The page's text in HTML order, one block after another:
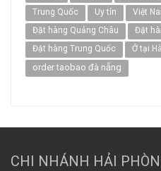
Trung Quốc
Uy tín Việt
Đặt hàng Quảng Châu
Đặt
Đặt hàng Trung Quốc
Ở tại
order taobao đà nẵng
CHI NHÁNH HẢI